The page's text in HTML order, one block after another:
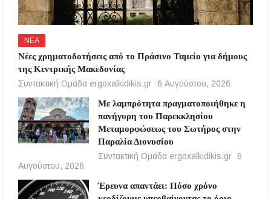
ΝΕΑ
Νέες χρηματοδοτήσεις από το Πράσινο Ταμείο για δήμους
της Κεντρικής Μακεδονίας
Συντακτική Ομάδα ergoxalkidikis.gr
6 Αυγούστου, 2026
Με λαμπρότητα πραγματοποιήθηκε η
πανήγυρη του Παρεκκλησίου
Μεταμορφώσεως του Σωτήρος στην
Παραλία Διονυσίου
Συντακτική Ομάδα ergoxalkidikis.gr
6
Αυγούστου, 2026
Έρευνα απαντάει: Πόσο χρόνο